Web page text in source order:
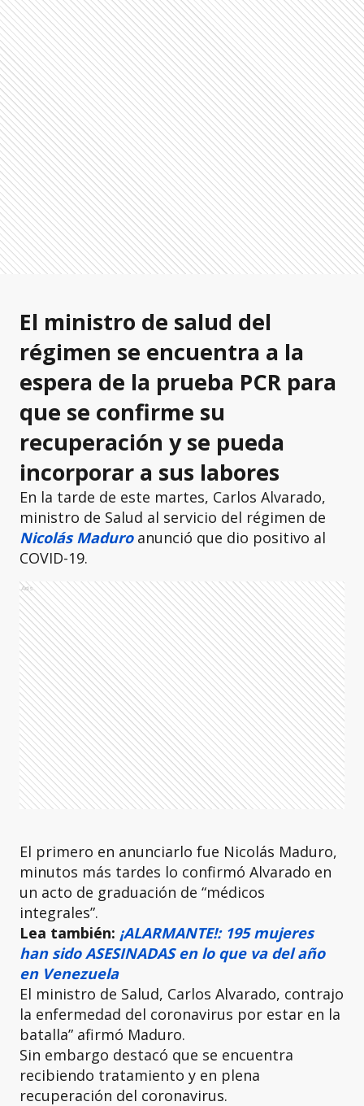
El ministro de salud del
régimen se encuentra a la
espera de la prueba PCR para
que se confirme su
recuperación y se pueda
incorporar a sus labores
En la tarde de este martes, Carlos Alvarado,
ministro de Salud al servicio del régimen de
Nicolás Maduroanunció que dio positivo al
COVID-19.
Ads
El primero en anunciarlo fue Nicolás Maduro,
minutos más tardes lo confirmó Alvarado en
un acto de graduación de “médicos
integrales”.
Lea también: ¡ALARMANTE!: 195 mujeres
han sido ASESINADAS en lo que va del año
en Venezuela
El ministro de Salud, Carlos Alvarado, contrajo
la enfermedad del coronavirus por estar en la
batalla” afirmó Maduro.
Sin embargo destacó que se encuentra
recibiendo tratamiento y en plena
recuperación del coronavirus.